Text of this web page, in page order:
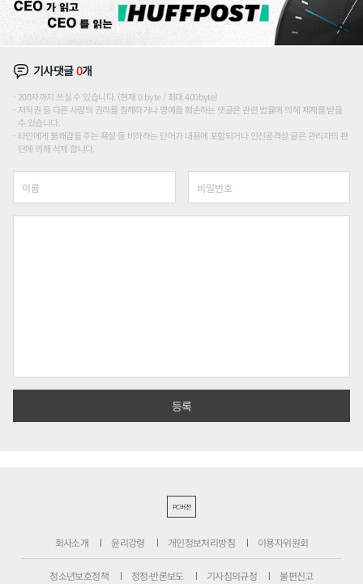
기사댓글0개
200자까지 쓰실 수 있습니다. (현재 0 byte / 최대 400byte)
저작권 등 다른 사람의 권리를 침해하거나 명예를 훼손하는 댓글은 관련 법률에 의해 제재를 받을
수 있습니다.
타인에게 불쾌감을 주는 욕설 등 비하하는 단어가 내용에 포함되거나 인신공격성 글은 관리자의 판
단에 의해 삭제 합니다.
PC버전
회사소개 윤리강령 개인정보처리방침 이용자위원회
청소년보호정책 정정·반론보도 기사심의규정 불편신고